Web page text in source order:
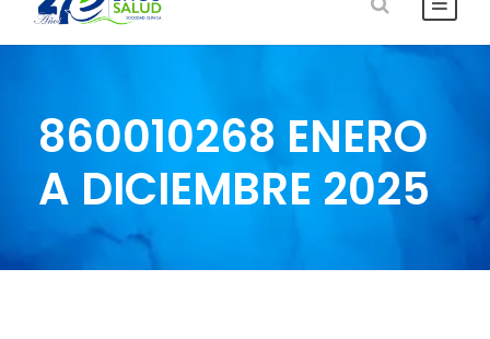
860010268 ENERO
A DICIEMBRE 2025